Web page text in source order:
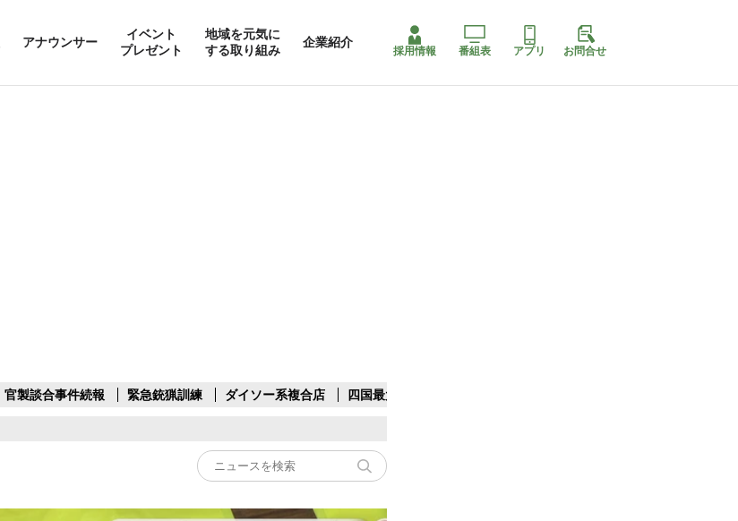
アナウンサー
イベント
プレゼント
地域を元気に
する取り組み
企業紹介
採用情報 番組表 アプリ お問合せ
官製談合事件続報 緊急銃猟訓練 ダイソー系複合店 四国最大スリコ